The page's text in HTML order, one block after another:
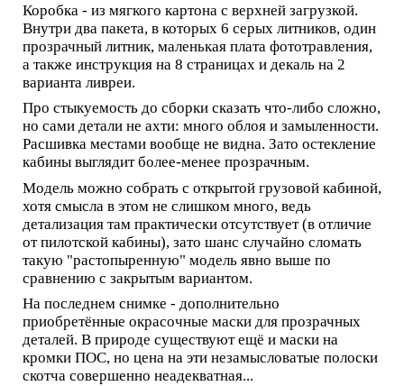
Коробка - из мягкого картона с верхней загрузкой.
Внутри два пакета, в которых 6 серых литников, один
прозрачный литник, маленькая плата фототравления,
а также инструкция на 8 страницах и декаль на 2
варианта ливреи.
Про стыкуемость до сборки сказать что-либо сложно,
но сами детали не ахти: много облоя и замыленности.
Расшивка местами вообще не видна. Зато остекление
кабины выглядит более-менее прозрачным.
Модель можно собрать с открытой грузовой кабиной,
хотя смысла в этом не слишком много, ведь
детализация там практически отсутствует (в отличие
от пилотской кабины), зато шанс случайно сломать
такую "растопыренную" модель явно выше по
сравнению с закрытым вариантом.
На последнем снимке - дополнительно
приобретённые окрасочные маски для прозрачных
деталей. В природе существуют ещё и маски на
кромки ПОС, но цена на эти незамысловатые полоски
скотча совершенно неадекватная...